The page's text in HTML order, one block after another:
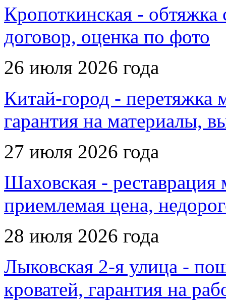
Кропоткинская -
договор, оценка по фото
26 июля 2026 года
Китай-город - перетяжка
гарантия на материалы,
27 июля 2026 года
Шаховская - реставрация
приемлемая цена,
28 июля 2026 года
Лыковская 2-я улица -
кроватей, гарантия на